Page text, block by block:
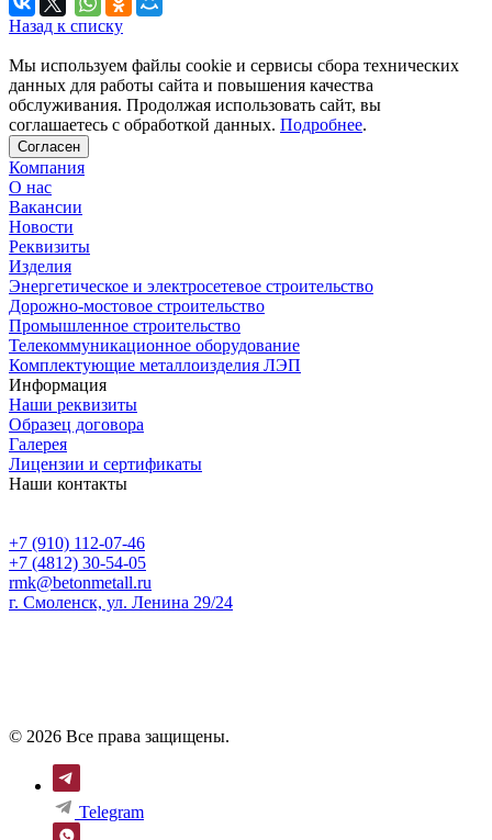
Назад к списку
Мы используем файлы cookie и сервисы сбора технических
данных для работы сайта и повышения качества
обслуживания. Продолжая использовать сайт, вы
соглашаетесь с обработкой данных. Подробнее.
Согласен
Компания
О нас
Вакансии
Новости
Реквизиты
Изделия
Энергетическое и электросетевое строительство
Дорожно-мостовое строительство
Промышленное строительство
Телекоммуникационное оборудование
Комплектующие металлоизделия ЛЭП
Информация
Наши реквизиты
Образец договора
Галерея
Лицензии и сертификаты
Наши контакты
+7 (910) 112-07-46
+7 (4812) 30-54-05
rmk@betonmetall.ru
г. Смоленск, ул. Ленина 29/24
© 2026 Все права защищены.
Telegram